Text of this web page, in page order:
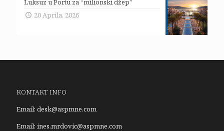
Luksuz u Portu za “milionski džep”
20 Aprila, 2026
KONTAKT INFO
Email: desk@aspmne.com
Email: ines.mrdovic@aspmne.com